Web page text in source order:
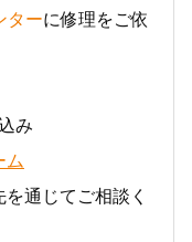
ターに修理をご依
み
ム
通じてご相談く